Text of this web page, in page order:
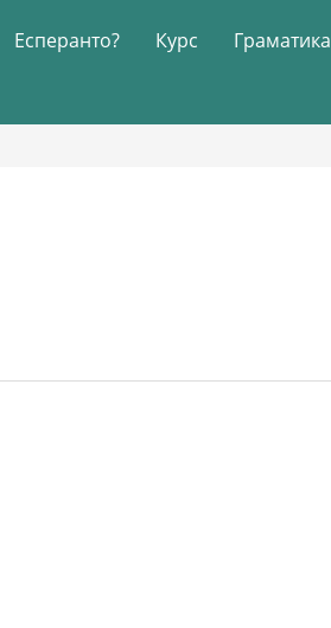
Есперанто? Курс Граматика